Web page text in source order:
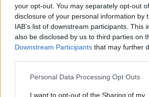
your opt-out. You may separately opt-out
disclosure of your personal information by
IAB’s list of downstream participants. This
also be disclosed by us to third parties on
Downstream Participants that may further
Please note that this website/app uses one
not limited to your visit or usage behaviour.
Personal Data Processing Opt Outs
I want to opt-out of the Sharing of my